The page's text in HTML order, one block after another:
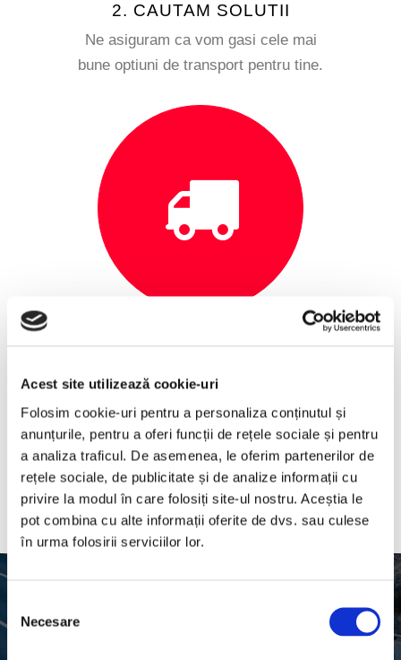
Acest site utilizează cookie-uri
Folosim cookie-uri pentru a personaliza conținutul și
anunțurile, pentru a oferi funcții de rețele sociale și pentru
a analiza traficul. De asemenea, le oferim partenerilor de
rețele sociale, de publicitate și de analize informații cu
privire la modul în care folosiți site-ul nostru. Aceștia le
pot combina cu alte informații oferite de dvs. sau culese
în urma folosirii serviciilor lor.
consimțământului
Necesare
2. CAUTAM SOLUTII
Ne asiguram ca vom gasi cele mai
bune optiuni de transport pentru tine.
Avem grija ca transportul tau sa
ajunga la timp si in siguranta la
destinatar.